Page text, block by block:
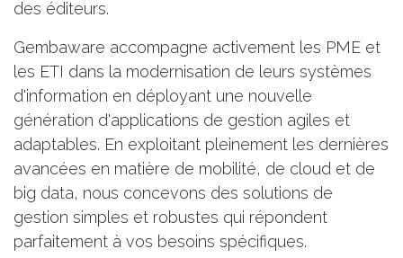
des éditeurs.
Gembaware accompagne activement les PME et
les ETI dans la modernisation de leurs systèmes
d'information en déployant une nouvelle
génération d'applications de gestion agiles et
adaptables. En exploitant pleinement les dernières
avancées en matière de mobilité, de cloud et de
big data, nous concevons des solutions de
gestion simples et robustes qui répondent
parfaitement à vos besoins spécifiques.